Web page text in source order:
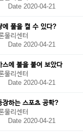
Date 2020-04-21
에 풀을 켤 수 있다?
물리센터
Date 2020-04-21
스에 불을 붙여 보았다
물리센터
Date 2020-04-21
장하는 스포츠 공학?
물리센터
Date 2020-04-21